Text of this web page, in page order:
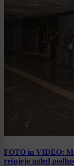
FOTO in VIDEO:
rešujejo ugled